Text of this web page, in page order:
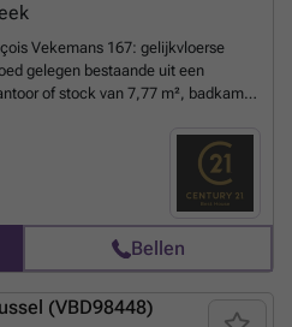
Vekemans 167: gelijkvloerse
gelegen bestaande uit een
of stock van 7,77 m², badkamer
Huurgarantie van 3
CENTURY 21 Best
Bellen